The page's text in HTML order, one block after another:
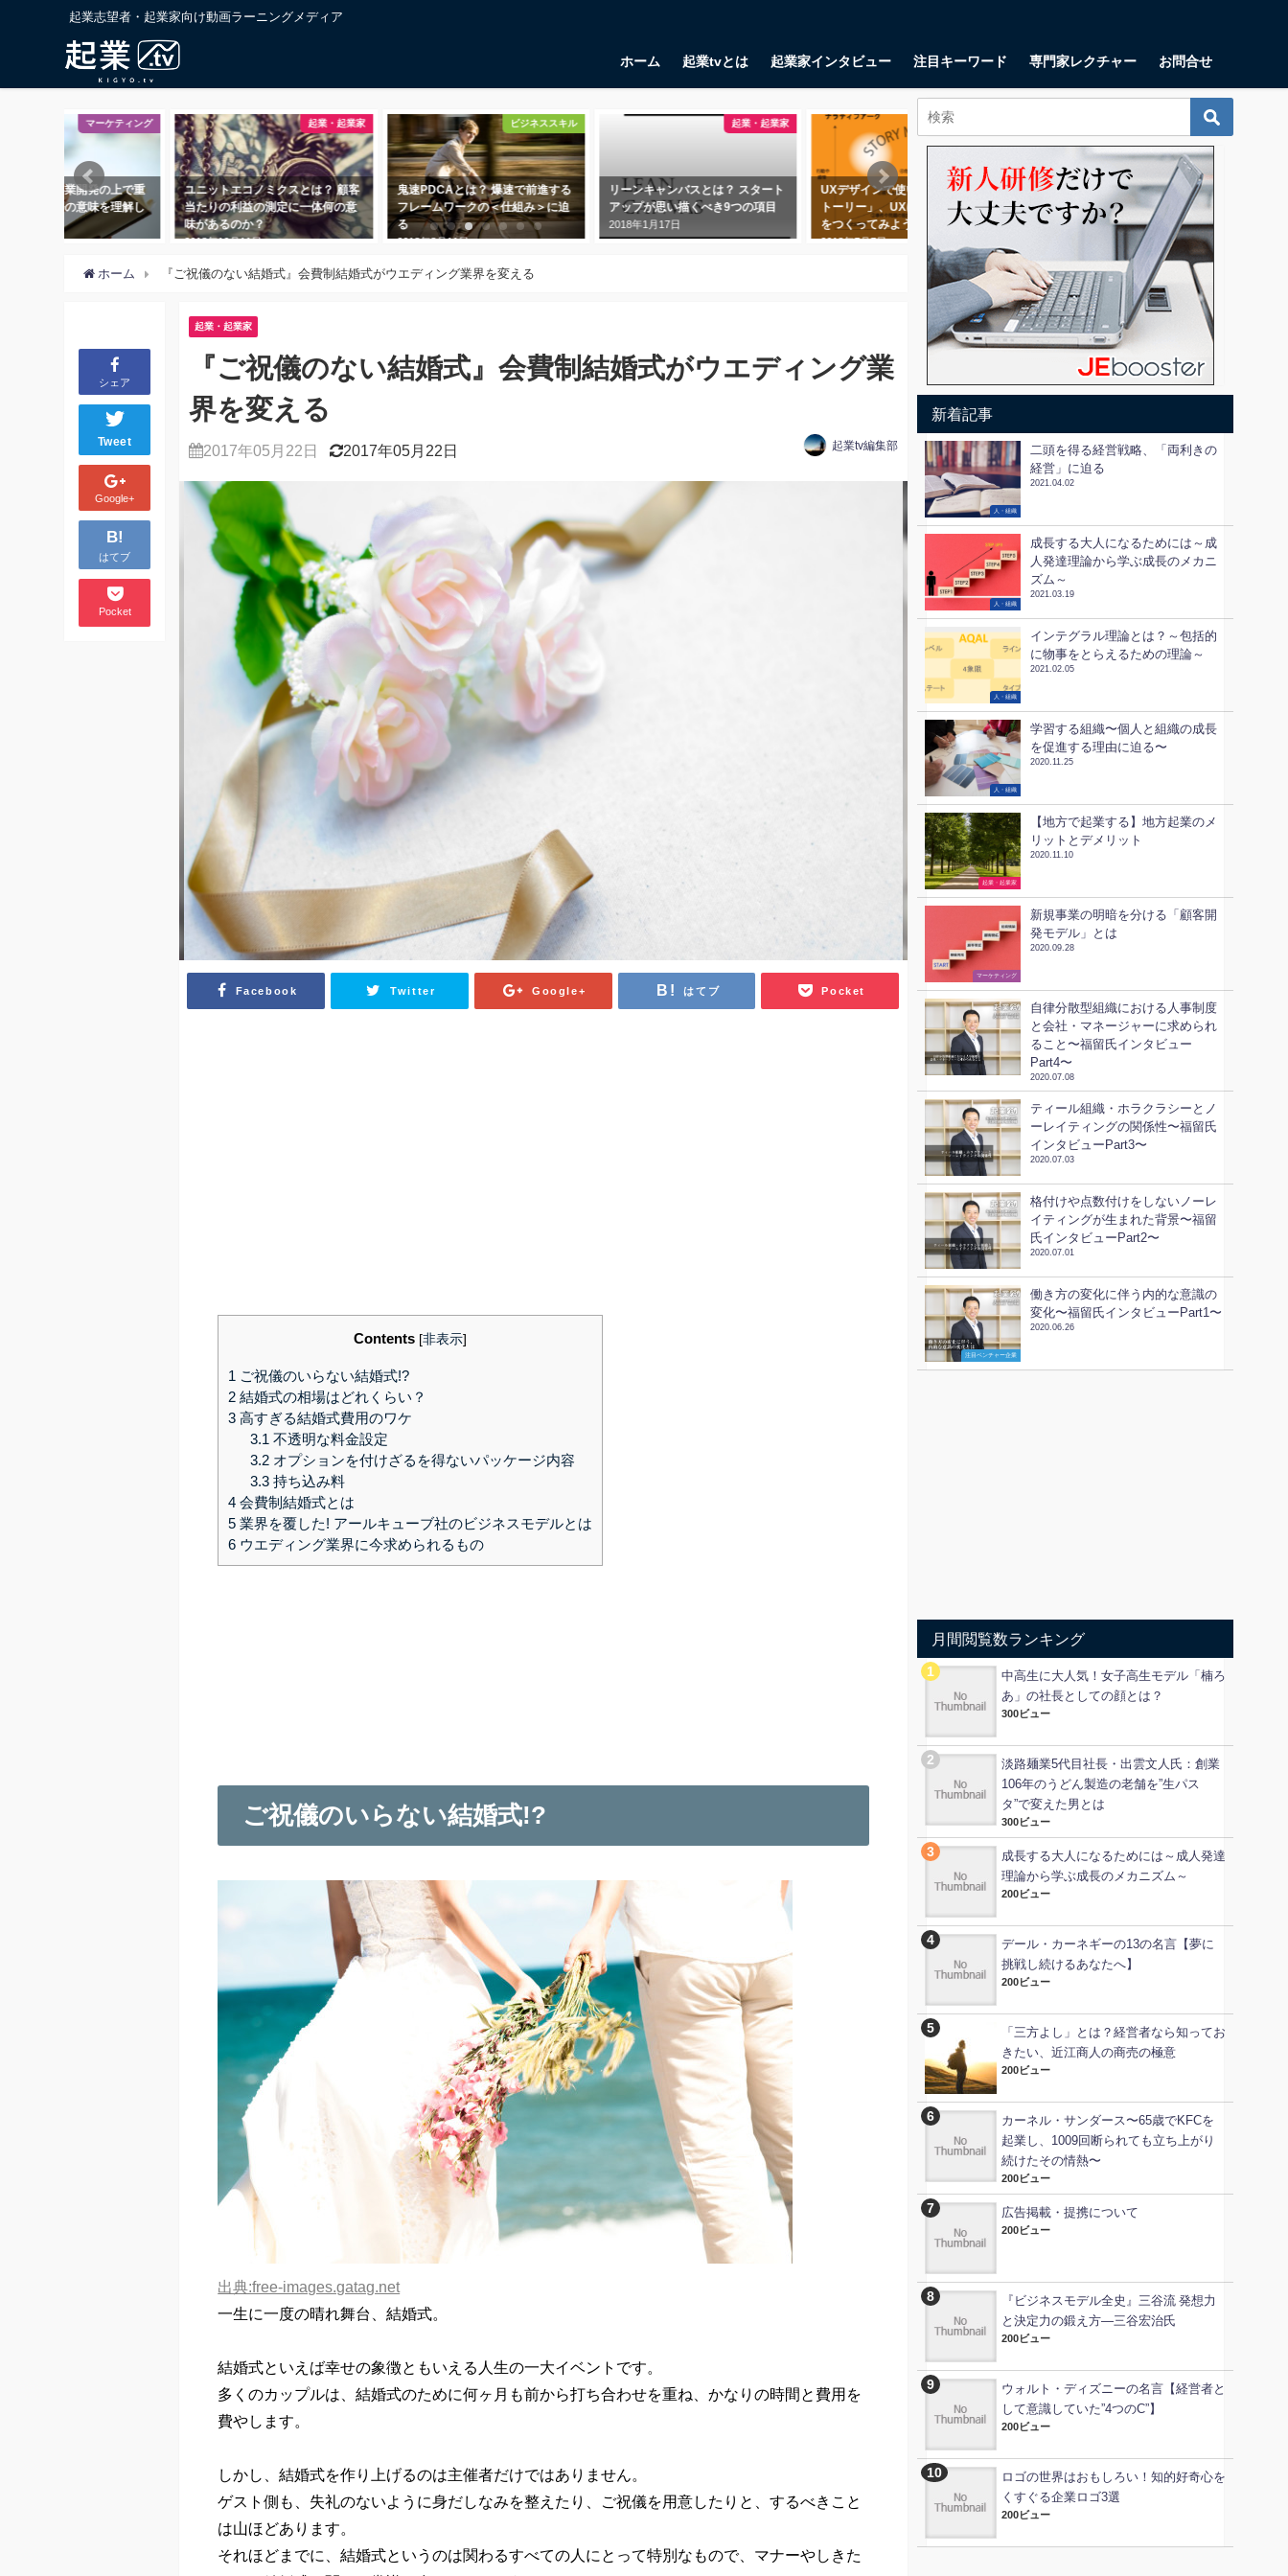
起業志望者・起業家向け動画ラーニングメディア
ホーム 起業tvとは 起業家インタビュー 注目キーワード 専門家レクチャー お問合せ
起業・起業家
ユニットエコノミクスとは？ 顧客
当たりの利益の測定に一体何の意
味があるのか？
2018年10月11日
ビジネススキル
鬼速PDCAとは？ 爆速で前進する
フレームワークの＜仕組み＞に迫
る
2018年8月11日
起業・起業家
リーンキャンバスとは？ スタート
アップが思い描くべき9つの項目
2018年1月17日
起業・起業家
UXデザインで使いたい「３つのス
トーリー」、UXにクライマックス
をつくってみよう
2018年7月7日
カスタマープロブレムフィットと
は？著書『起業の科学』で田所雅
之氏が語る、課題に寄り添う３ス
テップ
2018年11月1日
マーケティング
カスタマージャーニーとは？顧客
の「変化」に着目するマーケティ
ング手法
2018年5月18日
ホーム 『ご祝儀のない結婚式』会費制結婚式がウエディング業界を変える
シェア
Tweet
Google+
B!
はてブ
Pocket
起業・起業家
『ご祝儀のない結婚式』会費制結婚式がウエディング業
界を変える
2017年05月22日 2017年05月22日 起業tv編集部
Facebook Twitter Google+ はてブ Pocket
Contents [非表示]
1 ご祝儀のいらない結婚式!?
2 結婚式の相場はどれくらい？
3 高すぎる結婚式費用のワケ
3.1 不透明な料金設定
3.2 オプションを付けざるを得ないパッケージ内容
3.3 持ち込み料
4 会費制結婚式とは
5 業界を覆した! アールキューブ社のビジネスモデルとは
6 ウエディング業界に今求められるもの
ご祝儀のいらない結婚式!?
出典:free-images.gatag.net
一生に一度の晴れ舞台、結婚式。
結婚式といえば幸せの象徴ともいえる人生の一大イベントです。
多くのカップルは、結婚式のために何ヶ月も前から打ち合わせを重ね、かなりの時間と費用を
費やします。
しかし、結婚式を作り上げるのは主催者だけではありません。
ゲスト側も、失礼のないように身だしなみを整えたり、ご祝儀を用意したりと、するべきこと
は山ほどあります。
それほどまでに、結婚式というのは関わるすべての人にとって特別なもので、マナーやしきた
新着記事
人・組織
二頭を得る経営戦略、「両利きの
経営」に迫る
2021.04.02
人・組織
成長する大人になるためには～成
人発達理論から学ぶ成長のメカニ
ズム～
2021.03.19
人・組織
インテグラル理論とは？～包括的
に物事をとらえるための理論～
2021.02.05
人・組織
学習する組織〜個人と組織の成長
を促進する理由に迫る〜
2020.11.25
起業・起業家
【地方で起業する】地方起業のメ
リットとデメリット
2020.11.10
ビジネススキル
マーケティング
新規事業の明暗を分ける「顧客開
発モデル」とは
2020.09.28
自律分散型組織における人事制度
と会社・マネージャーに求められ
ること〜福留氏インタビュー
Part4〜
2020.07.08
ティール組織・ホラクラシーとノ
ーレイティングの関係性〜福留氏
インタビューPart3〜
2020.07.03
格付けや点数付けをしないノーレ
イティングが生まれた背景〜福留
氏インタビューPart2〜
2020.07.01
注目ベンチャー企業
働き方の変化に伴う内的な意識の
変化〜福留氏インタビューPart1〜
2020.06.26
月間閲覧数ランキング
中高生に大人気！女子高生モデル「楠ろ
あ」の社長としての顔とは？
300ビュー
淡路麺業5代目社長・出雲文人氏：創業
106年のうどん製造の老舗を”生パス
タ”で変えた男とは
300ビュー
成長する大人になるためには～成人発達
理論から学ぶ成長のメカニズム～
200ビュー
デール・カーネギーの13の名言【夢に
挑戦し続けるあなたへ】
200ビュー
「三方よし」とは？経営者なら知ってお
きたい、近江商人の商売の極意
200ビュー
カーネル・サンダース〜65歳でKFCを
起業し、1009回断られても立ち上がり
続けたその情熱〜
200ビュー
広告掲載・提携について
200ビュー
『ビジネスモデル全史』三谷流 発想力
と決定力の鍛え方―三谷宏治氏
200ビュー
ウォルト・ディズニーの名言【経営者と
して意識していた”4つのC”】
200ビュー
ロゴの世界はおもしろい！知的好奇心を
くすぐる企業ロゴ3選
200ビュー